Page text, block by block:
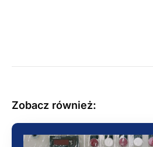
Zobacz również: